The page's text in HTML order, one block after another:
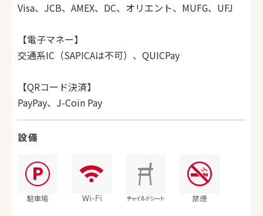
Visa、JCB、AMEX、DC、オリエント、MUFG、UFJ
【電子マネー】
交通系IC（SAPICAは不可）、QUICPay
【QRコード決済】
PayPay、 J-Coin Pay
設備